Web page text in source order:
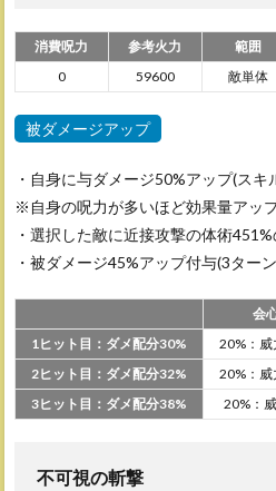
消費呪力 参考火力 範囲
0
59600 敵単体
被ダメージアップ
・自身に与ダメージ50%アップ(スキ
※自身の呪力が多いほど効果量アッ
・選択した敵に近接攻撃の体術
・被ダメージ45%アップ付与(3ター
会
1ヒット目：ダメ配分30%
20%：
2ヒット目：ダメ配分32%
20%：
3ヒット目：ダメ配分38%
20%：
不可視の斬撃